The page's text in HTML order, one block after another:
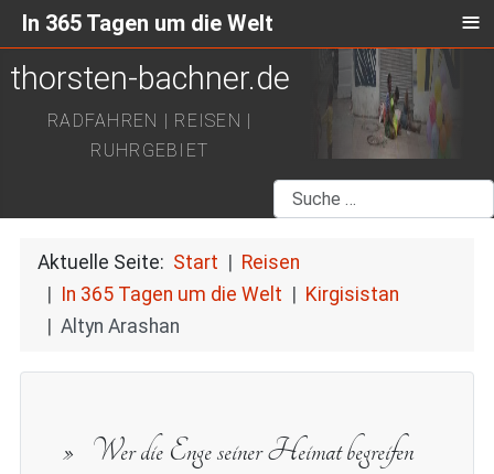
thorsten-bachner.de
RADFAHREN | REISEN |
RUHRGEBIET
Suchen
Aktuelle Seite: Start
Reisen
In 365 Tagen um die Welt
Kirgisistan
Altyn Arashan
Wer die Enge seiner Heimat begreifen
In 365 Tagen um die Welt ≡